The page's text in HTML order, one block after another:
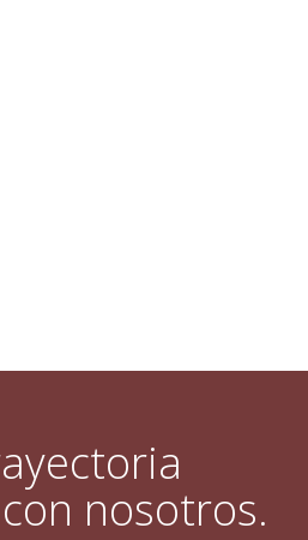
nosotros.